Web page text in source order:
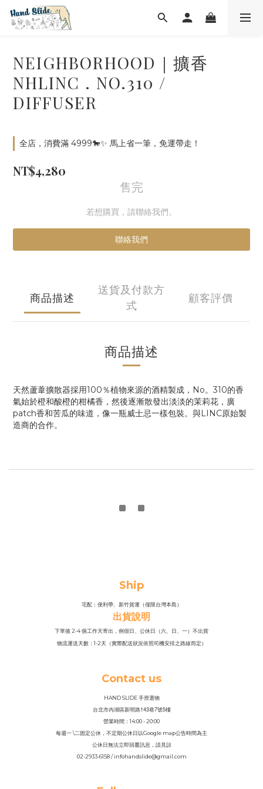
NEIGHBORHOOD｜擴香
NHLINC . NO.310 /
DIFFUSER
全店，消費滿 4999🐎✨ 馬上省一筆，免運帶走！
NT$4,280
售完
若想購買，請聯絡我們。
聯絡我們
商品描述
送貨及付款方
式
顧客評價
商品描述
天然蘆葦擴散器採用100％植物來源的酒精製成，No。310的香
氣始於橙和酸橙的柑橘香，然後逐漸散發出淡淡的茉莉花，廣
patch香和苦瓜的味道，像一瓶威士忌一樣包裝。與LINC原始製
造商的合作。
Ship
宅配：便利帶、新竹貨運（僅限台灣本島）
出貨說明
下單後 2-4 個工作天寄出，例假日、公休日（六、日、一）不出貨
物流運送天數：1-2天（實際配送狀況依照司機安排之路線而定）
Contact us
HAND SLIDE 手滑選物
台北市內湖區新明路143巷7號5樓
營業時間：14:00 - 20:00
每週一 \二固定公休，不定期公休日以Google map公告時間為主
公休日無法立即回覆訊息，請見諒
02-2933-6158 / infohandslide@gmail.com